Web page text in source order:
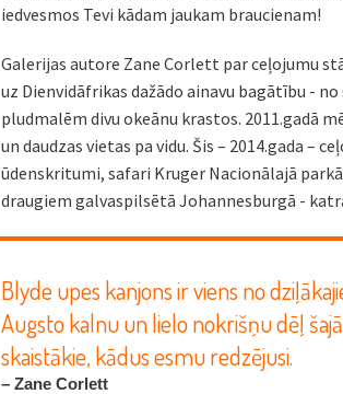
iedvesmos Tevi kādam jaukam braucienam!
Galerijas autore Zane Corlett par ceļojumu
uz Dienvidāfrikas dažādo ainavu bagātību -
pludmalēm divu okeānu krastos. 2011.gadā
un daudzas vietas pa vidu. Šis – 2014.gada –
ūdenskritumi, safari Kruger Nacionālajā
draugiem galvaspilsētā Johannesburgā -
Blyde upes kanjons ir viens no
Augsto kalnu un lielo nokrišņu dēļ
skaistākie, kādus esmu redzējusi.
– Zane Corlett